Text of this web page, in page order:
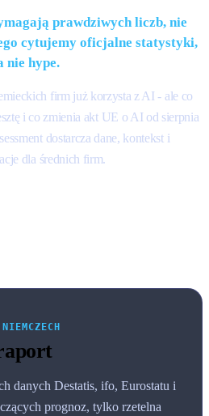
firm już korzysta z AI - ale co
i co zmienia akt UE o AI od sierpnia
dostarcza dane, kontekst i
dla średnich firm.
prawdziwych liczb, nie
cytujemy oficjalne statystyki,
nie hype.
danych Destatis, ifo, Eurostatu i
prognoz, tylko rzetelna